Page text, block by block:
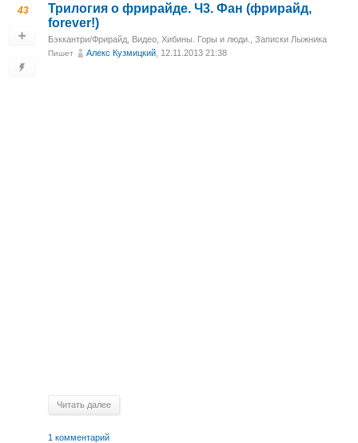
43
Трилогия о фрирайде. Ч3. Фан (фрирайд,
forever!)
Бэккантри/Фрирайд Видео Хибины. Горы и люди. Записки Лыжника
Пишет Алекс Кузмицкий , 12.11.2013 21:38
Читать далее
1 комментарий